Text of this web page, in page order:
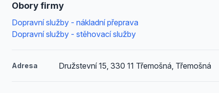
Obory firmy
Dopravní služby - nákladní přeprava
Dopravní služby - stěhovací služby
Adresa Družstevní 15, 330 11 Třemošná, Třemošná